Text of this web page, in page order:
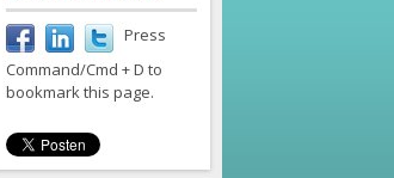
Press
Command/Cmd + D to
bookmark this page.